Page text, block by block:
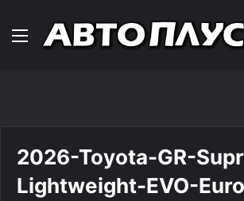
Навигација
2026-Toyota-GR-
Lightweight-EVO-